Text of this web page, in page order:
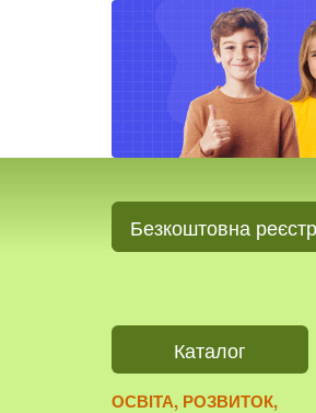
Безкоштовна
Каталог
ОСВІТА, РОЗВИТОК,